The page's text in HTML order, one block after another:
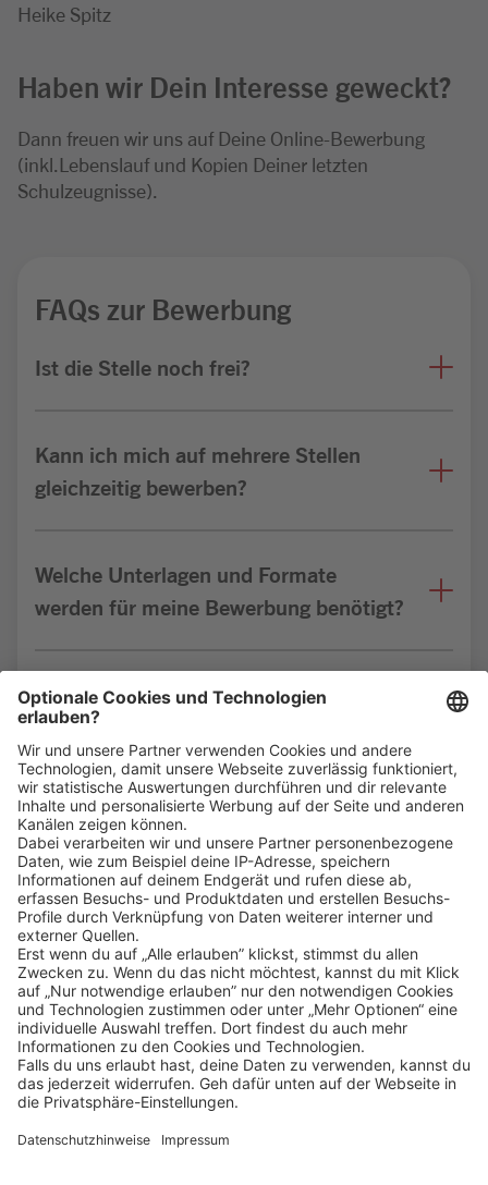
Heike Spitz
Haben wir Dein Interesse geweckt?
Dann freuen wir uns auf Deine Online-Bewerbung
(inkl.Lebenslauf und Kopien Deiner letzten
Schulzeugnisse).
FAQs zur Bewerbung
Ist die Stelle noch frei?
Kann ich mich auf mehrere Stellen
gleichzeitig bewerben?
Welche Unterlagen und Formate
werden für meine Bewerbung benötigt?
Bin ich für die Stelle geeignet?
Klickehier, um alle offenen Jobs zu sehen.
Impressum Datenschutz
Privatsphäre-Einstellungen
FAQ
Veranstaltungen
Sitemap